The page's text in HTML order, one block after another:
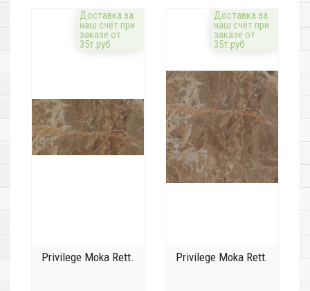
Доставка за
наш счёт при
заказе от
35т.руб
Privilege Moka Rett.
Доставка за
наш счёт при
заказе от
35т.руб
Privilege Moka Rett.